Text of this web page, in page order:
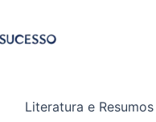
Literatura e Resumos